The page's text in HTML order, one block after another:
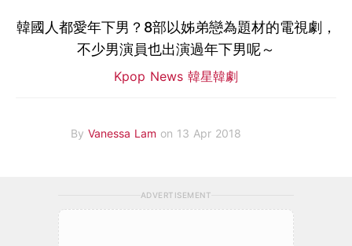
韓國人都愛年下男？8部以姊弟戀為題材的電視劇，
不少男演員也出演過年下男呢～
Kpop News 韓星韓劇
By Vanessa Lam on 13 Apr 2018
ADVERTISEMENT